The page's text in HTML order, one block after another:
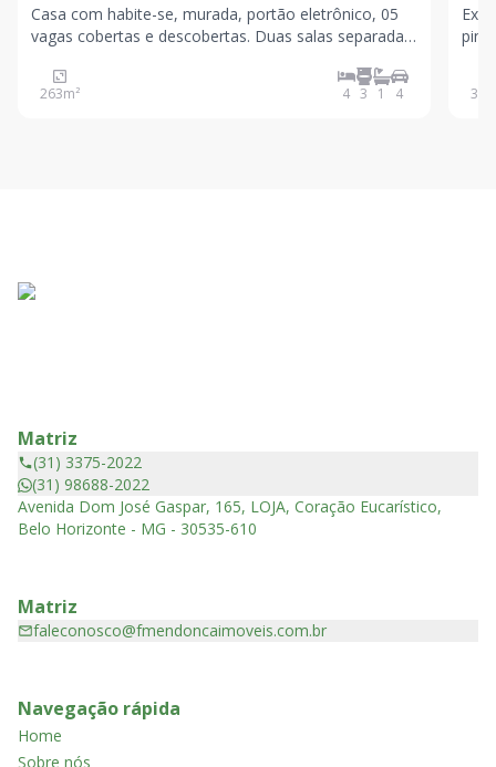
Casa com habite-se, murada, portão eletrônico, 05
vagas cobertas e descobertas. Duas salas separadas,
piso em tabua corrida, banho social, cozinha ampla
com armários e bancada, área de serviço externa
263m² 4 3 1 4 306
Matriz
(31) 3375-2022
(31) 98688-2022
Avenida Dom José Gaspar, 165, LOJA, Coração Eucarístico,
Belo Horizonte - MG - 30535-610
Matriz
faleconosco@fmendoncaimoveis.com.br
Navegação rápida
Home
Sobre nós